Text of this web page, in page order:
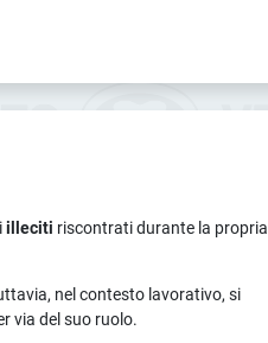
illeciti riscontrati durante la propria
nel contesto lavorativo, si
via del suo ruolo.